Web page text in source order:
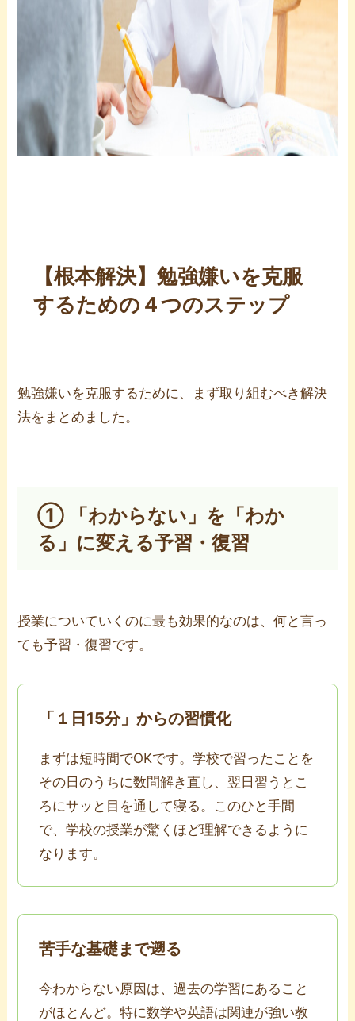
【根本解決】勉強嫌いを克服
するための４つのステップ
勉強嫌いを克服するために、まず取り組むべき解決
法をまとめました。
① 「わからない」を「わか
る」に変える予習・復習
授業についていくのに最も効果的なのは、何と言っ
ても予習・復習です。
「１日15分」からの習慣化
まずは短時間でOKです。学校で習ったことを
その日のうちに数問解き直し、翌日習うとこ
ろにサッと目を通して寝る。このひと手間
で、学校の授業が驚くほど理解できるように
なります。
苦手な基礎まで遡る
今わからない原因は、過去の学習にあること
がほとんど。特に数学や英語は関連が強い教